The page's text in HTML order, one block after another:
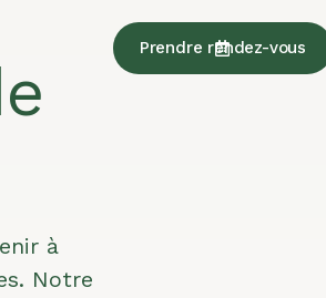
à
Notre
Prendre rendez-vous